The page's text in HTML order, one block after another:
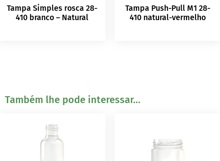
Tampa Simples rosca 28-
410 branco – Natural
Tampa Push-Pull M1 28-
410 natural-vermelho
Também lhe pode interessar...